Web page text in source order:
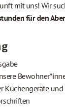
mit uns! Wir
für den
Küchengeräte